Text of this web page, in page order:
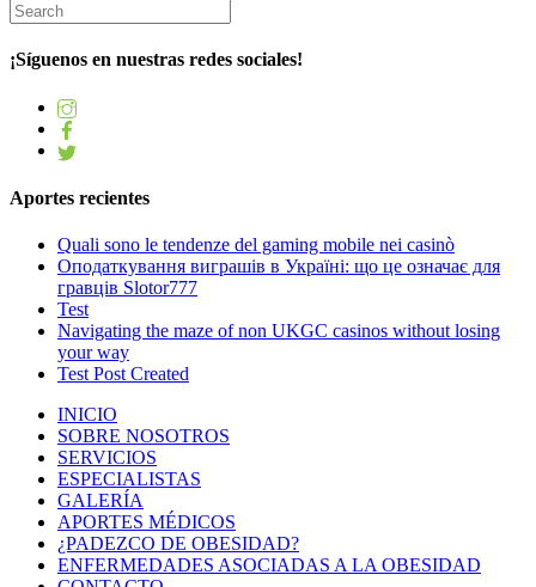
¡Síguenos en nuestras redes sociales!
Aportes recientes
Quali sono le tendenze del gaming mobile nei casinò
Оподаткування виграшів в Україні: що це означає для
гравців Slotor777
Test
Navigating the maze of non UKGC casinos without losing
your way
Test Post Created
INICIO
SOBRE NOSOTROS
SERVICIOS
ESPECIALISTAS
GALERÍA
APORTES MÉDICOS
¿PADEZCO DE OBESIDAD?
ENFERMEDADES ASOCIADAS A LA OBESIDAD